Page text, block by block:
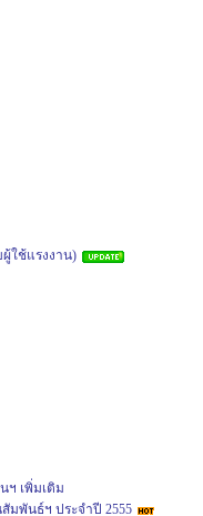
ใช้แรงงาน)
ฯ เพิ่มเติม
มพันธ์ฯ ประจำปี 2555